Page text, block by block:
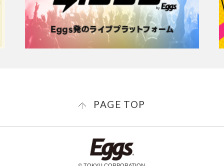
PAGE TOP